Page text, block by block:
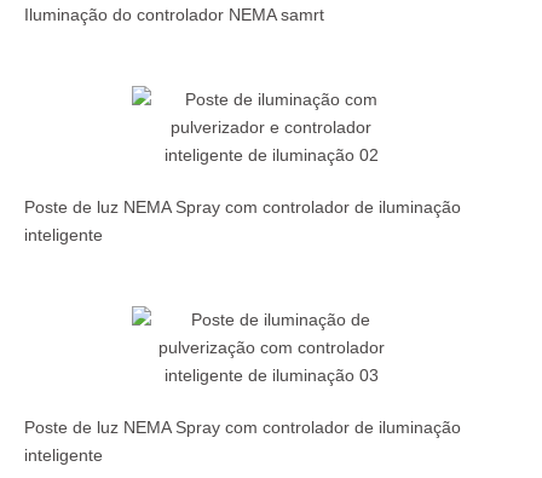
Iluminação do controlador NEMA samrt
Poste de luz NEMA Spray com controlador de iluminação
inteligente
Poste de luz NEMA Spray com controlador de iluminação
inteligente